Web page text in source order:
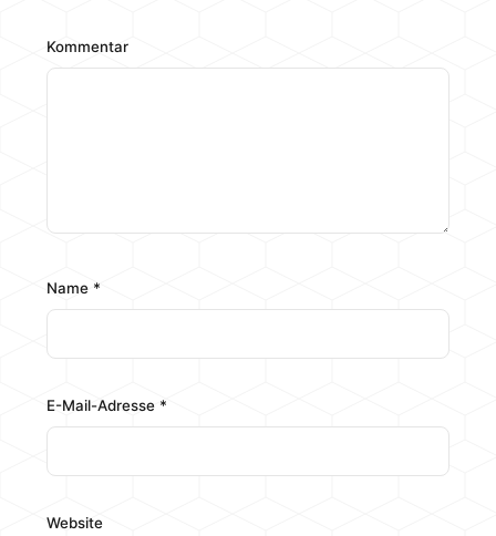
Kommentar
Name *
E-Mail-Adresse *
Website